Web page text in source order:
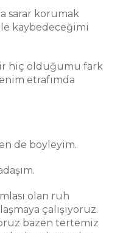
sarar korumak
kaybedeceğimi
hiç olduğumu fark
etrafımda
de böyleyim.
olan ruh
çalışıyoruz.
bazen tertemiz